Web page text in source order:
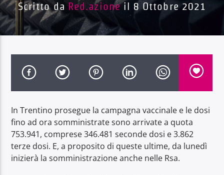
Traccia corrente
Radio Dolomiti
Scritto da Red.azioneil 8 Ottobre 2021
In Trentino prosegue la campagna vaccinale e le dosi
fino ad ora somministrate sono arrivate a quota
753.941, comprese 346.481 seconde dosi e 3.862
terze dosi. E, a proposito di queste ultime, da lunedì
inizierà la somministrazione anche nelle Rsa.